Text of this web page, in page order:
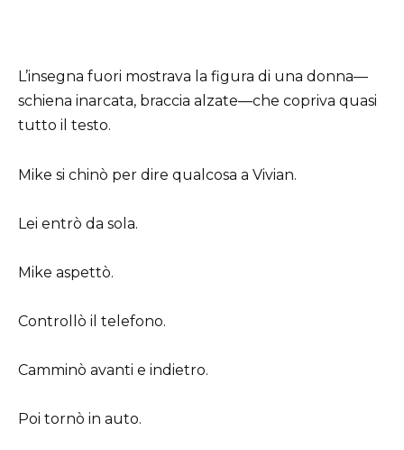
L’insegna fuori mostrava la figura di una donna—
schiena inarcata, braccia alzate—che copriva quasi
tutto il testo.
Mike si chinò per dire qualcosa a Vivian.
Lei entrò da sola.
Mike aspettò.
Controllò il telefono.
Camminò avanti e indietro.
Poi tornò in auto.